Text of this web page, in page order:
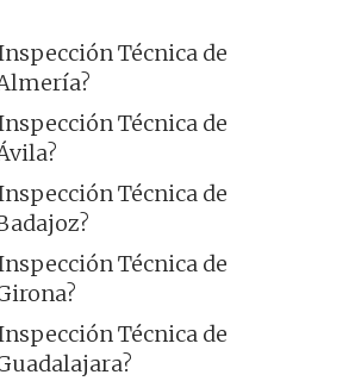
Técnica de
Técnica de
Técnica de
Técnica de
Técnica de